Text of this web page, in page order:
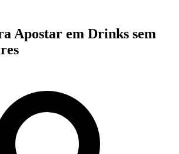
Apostar em Drinks sem